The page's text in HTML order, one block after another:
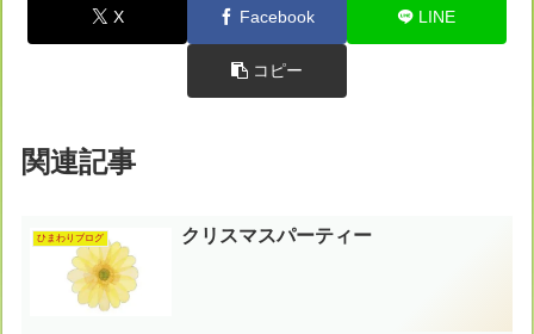
X Facebook LINE
コピー
関連記事
ひまわりブログ クリスマスパーティー